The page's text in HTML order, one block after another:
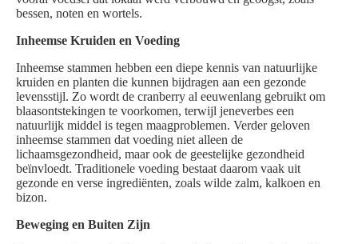
bessen, noten en wortels.
Inheemse Kruiden en Voeding
Inheemse stammen hebben een diepe kennis van natuurlijke
kruiden en planten die kunnen bijdragen aan een gezonde
levensstijl. Zo wordt de cranberry al eeuwenlang gebruikt om
blaasontstekingen te voorkomen, terwijl jeneverbes een
natuurlijk middel is tegen maagproblemen. Verder geloven
inheemse stammen dat voeding niet alleen de
lichaamsgezondheid, maar ook de geestelijke gezondheid
beïnvloedt. Traditionele voeding bestaat daarom vaak uit
gezonde en verse ingrediënten, zoals wilde zalm, kalkoen en
bizon.
Beweging en Buiten Zijn